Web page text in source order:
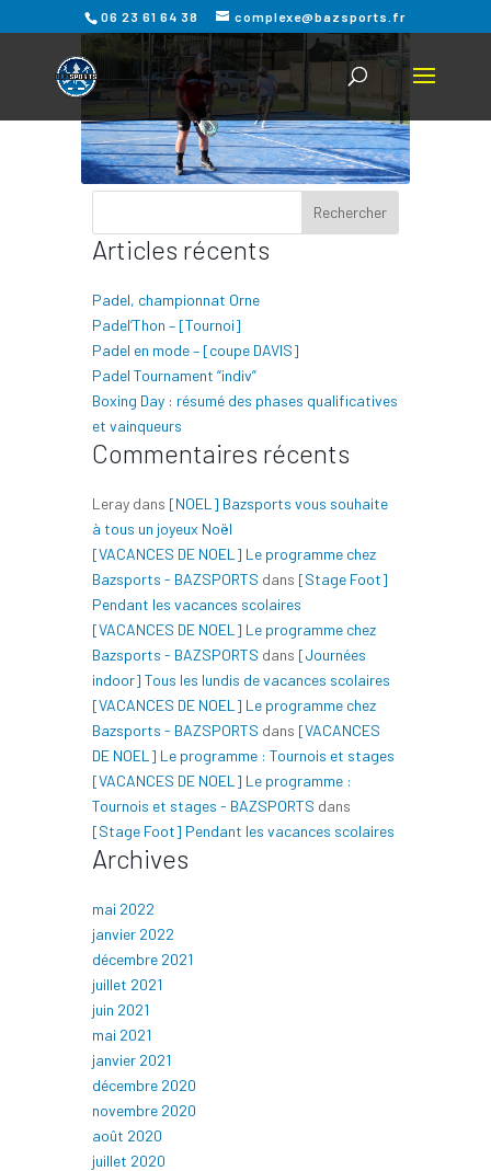
06 23 61 64 38 complexe@bazsports.fr
Articles récents
Padel, championnat Orne
Padel’Thon – [Tournoi]
Padel en mode – [coupe DAVIS]
Padel Tournament “indiv”
Boxing Day : résumé des phases qualificatives
et vainqueurs
Commentaires récents
Leray dans [NOEL] Bazsports vous souhaite
à tous un joyeux Noël
[VACANCES DE NOEL] Le programme chez
Bazsports - BAZSPORTS dans [Stage Foot]
Pendant les vacances scolaires
[VACANCES DE NOEL] Le programme chez
Bazsports - BAZSPORTS dans [Journées
indoor] Tous les lundis de vacances scolaires
[VACANCES DE NOEL] Le programme chez
Bazsports - BAZSPORTS dans [VACANCES
DE NOEL] Le programme : Tournois et stages
[VACANCES DE NOEL] Le programme :
Tournois et stages - BAZSPORTS dans
[Stage Foot] Pendant les vacances scolaires
Archives
mai 2022
janvier 2022
décembre 2021
juillet 2021
juin 2021
mai 2021
janvier 2021
décembre 2020
novembre 2020
août 2020
juillet 2020